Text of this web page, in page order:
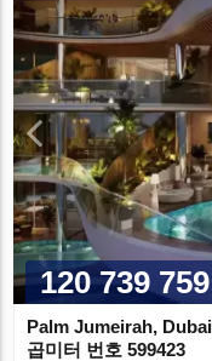
120 739
Palm Jumeirah,
곱미터 번호 599423